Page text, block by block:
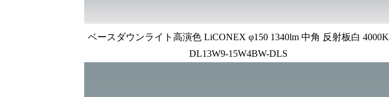
ベースダウンライト高演色 LiCONEX φ150 1340lm 中角 反射板白 4000K
DL13W9-15W4BW-DLS